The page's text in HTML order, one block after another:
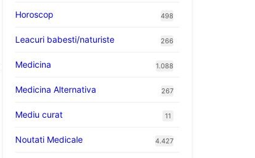
Horoscop 498
Leacuri babesti/naturiste 266
Medicina 1.088
Medicina Alternativa 267
Mediu curat 11
Noutati Medicale 4.427